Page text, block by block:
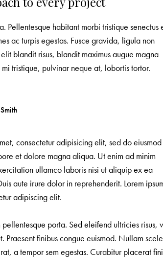
Pellentesque habitant morbi tristique senectus
ac turpis egestas. Fusce gravida, ligula non
blandit risus, blandit maximus augue magna
tristique, pulvinar neque at, lobortis tortor.
consectetur adipisicing elit, sed do eiusmod
et dolore magna aliqua. Ut enim ad minim
ullamco laboris nisi ut aliquip ex ea
aute irure dolor in reprehenderit. Lorem
adipiscing elit.
porta. Sed eleifend ultricies risus,
Praesent finibus congue euismod. Nullam
a tempor sem egestas. Curabitur placerat